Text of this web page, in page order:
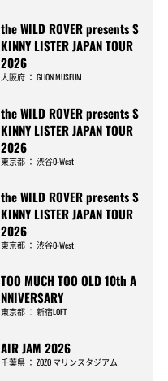
the WILD ROVER presents S
KINNY LISTER JAPAN TOUR
2026
大阪府 ：GLION MUSEUM
the WILD ROVER presents S
KINNY LISTER JAPAN TOUR
2026
東京都 ：渋谷O-West
the WILD ROVER presents S
KINNY LISTER JAPAN TOUR
2026
東京都 ：渋谷O-West
TOO MUCH TOO OLD 10th A
NNIVERSARY
東京都 ：新宿LOFT
AIR JAM 2026
千葉県 ：ZOZO マリンスタジアム